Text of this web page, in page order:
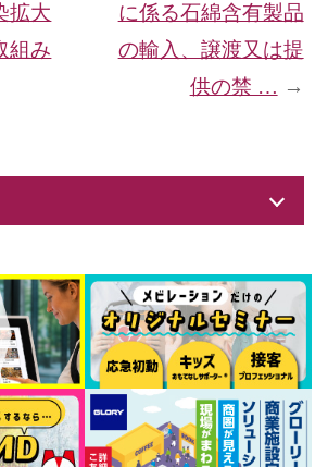
に係る石綿含有製品
の輸入、譲渡又は提
供の禁 … →
拡大
組み